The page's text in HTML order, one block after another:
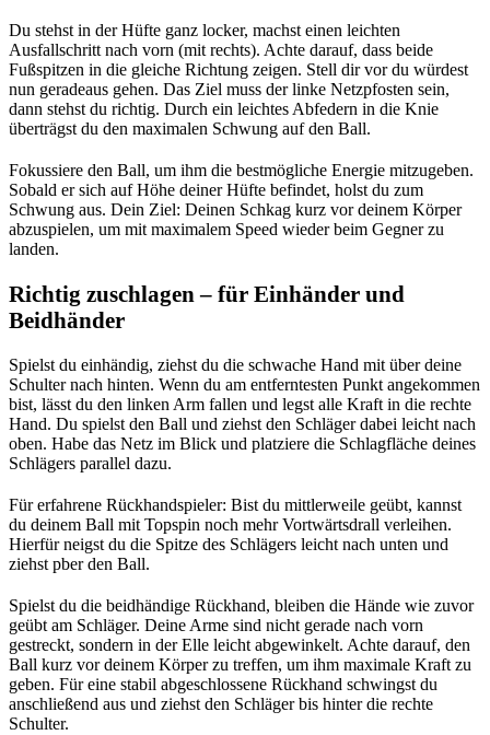
Du stehst in der Hüfte ganz locker, machst einen leichten
Ausfallschritt nach vorn (mit rechts). Achte darauf, dass beide
Fußspitzen in die gleiche Richtung zeigen. Stell dir vor du würdest
nun geradeaus gehen. Das Ziel muss der linke Netzpfosten sein,
dann stehst du richtig. Durch ein leichtes Abfedern in die Knie
überträgst du den maximalen Schwung auf den Ball.
Fokussiere den Ball, um ihm die bestmögliche Energie mitzugeben.
Sobald er sich auf Höhe deiner Hüfte befindet, holst du zum
Schwung aus. Dein Ziel: Deinen Schkag kurz vor deinem Körper
abzuspielen, um mit maximalem Speed wieder beim Gegner zu
landen.
Richtig zuschlagen – für Einhänder und
Beidhänder
Spielst du einhändig, ziehst du die schwache Hand mit über deine
Schulter nach hinten. Wenn du am entferntesten Punkt angekommen
bist, lässt du den linken Arm fallen und legst alle Kraft in die rechte
Hand. Du spielst den Ball und ziehst den Schläger dabei leicht nach
oben. Habe das Netz im Blick und platziere die Schlagfläche deines
Schlägers parallel dazu.
Für erfahrene Rückhandspieler: Bist du mittlerweile geübt, kannst
du deinem Ball mit Topspin noch mehr Vortwärtsdrall verleihen.
Hierfür neigst du die Spitze des Schlägers leicht nach unten und
ziehst pber den Ball.
Spielst du die beidhändige Rückhand, bleiben die Hände wie zuvor
geübt am Schläger. Deine Arme sind nicht gerade nach vorn
gestreckt, sondern in der Elle leicht abgewinkelt. Achte darauf, den
Ball kurz vor deinem Körper zu treffen, um ihm maximale Kraft zu
geben. Für eine stabil abgeschlossene Rückhand schwingst du
anschließend aus und ziehst den Schläger bis hinter die rechte
Schulter.